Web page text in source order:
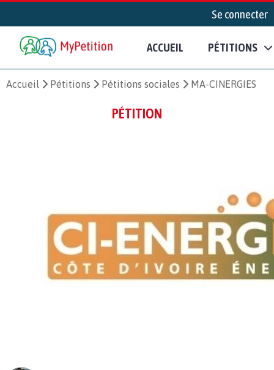
Se connecter
ACCUEIL PÉTITIONS
Accueil Pétitions Pétitions sociales MA-CINERGIES
PÉTITION